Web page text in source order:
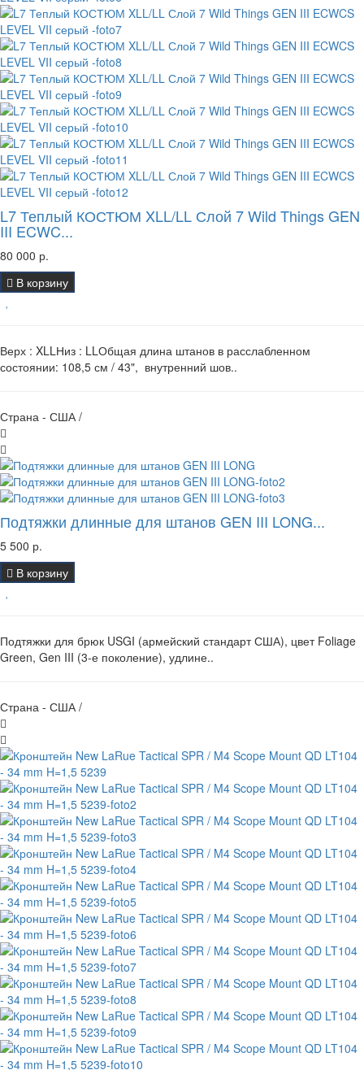
L7 Теплый КОСТЮМ XLL/LL Слой 7 Wild Things GEN
III ECWC...
80 000 р.
В корзину
Верх : XLLНиз : LLОбщая длина штанов в расслабленном
состоянии: 108,5 см / 43", внутренний шов..
Страна - США /
Подтяжки длинные для штанов GEN III LONG...
5 500 р.
В корзину
Подтяжки для брюк USGI (армейский стандарт США), цвет Foliage
Green, Gen III (3-е поколение), удлине..
Страна - США /